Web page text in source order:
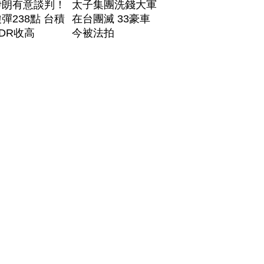
有意談判！
238點 台積
收高
太子集團洗錢大軍
在台團滅 33豪車
今被法拍